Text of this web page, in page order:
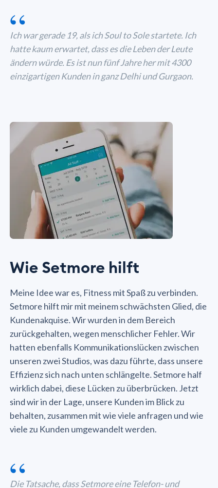
“
Ich war gerade 19, als ich Soul to Sole startete. Ich
hatte kaum erwartet, dass es die Leben der Leute
ändern würde. Es ist nun fünf Jahre her mit 4300
einzigartigen Kunden in ganz Delhi und Gurgaon.
Wie Setmore hilft
Meine Idee war es, Fitness mit Spaß zu verbinden.
Setmore hilft mir mit meinem schwächsten Glied, die
Kundenakquise. Wir wurden in dem Bereich
zurückgehalten, wegen menschlicher Fehler. Wir
hatten ebenfalls Kommunikationslücken zwischen
unseren zwei Studios, was dazu führte, dass unsere
Effizienz sich nach unten schlängelte. Setmore half
wirklich dabei, diese Lücken zu überbrücken. Jetzt
sind wir in der Lage, unsere Kunden im Blick zu
behalten, zusammen mit wie viele anfragen und wie
viele zu Kunden umgewandelt werden.
“
Die Tatsache, dass Setmore eine Telefon- und